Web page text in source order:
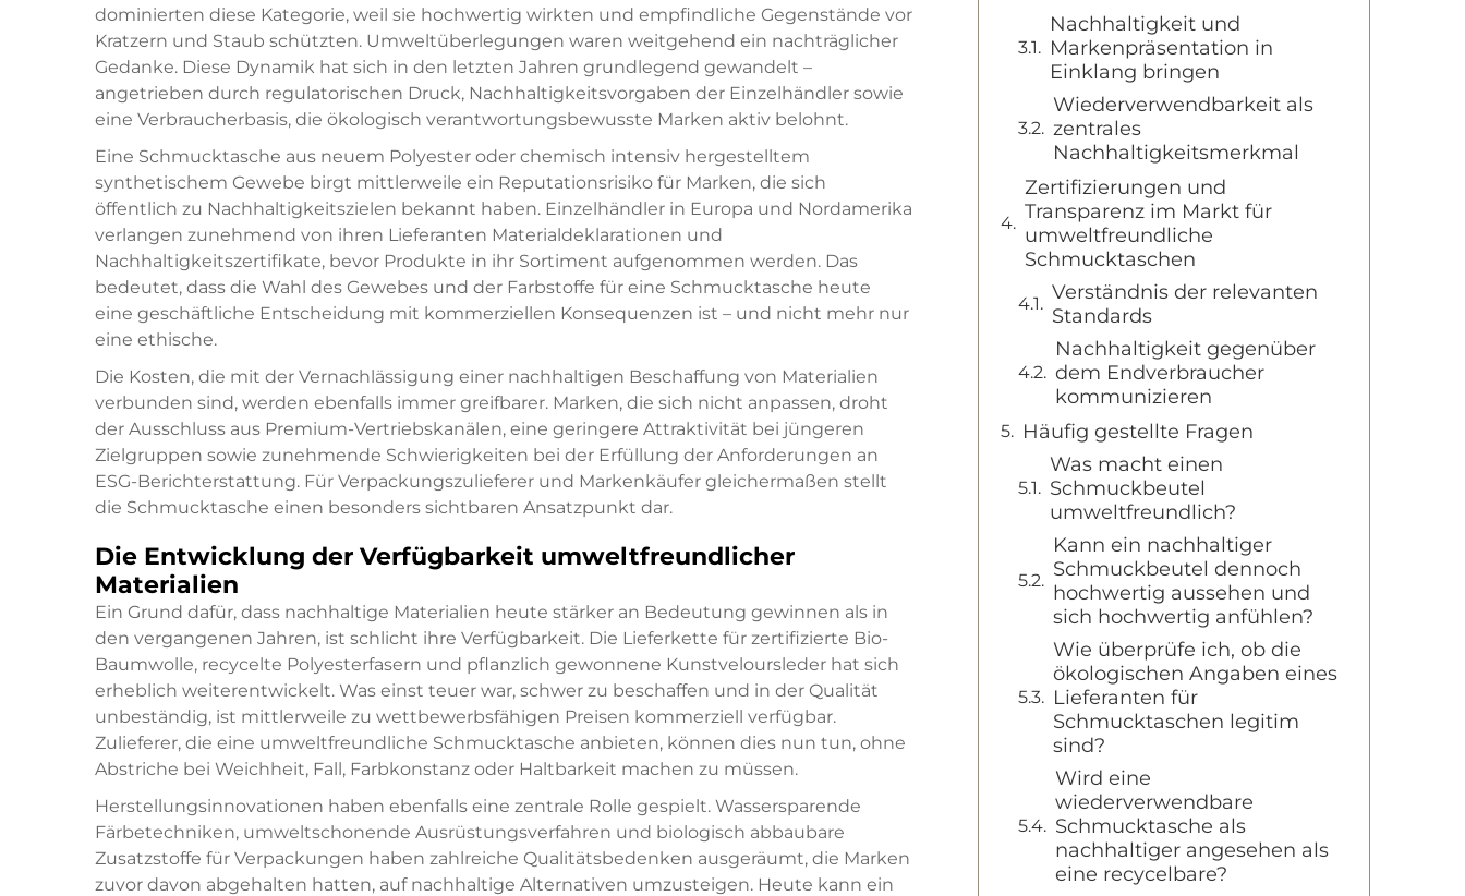
dominierten diese Kategorie, weil sie hochwertig wirkten und empfindliche Gegenstände vor
Kratzern und Staub schützten. Umweltüberlegungen waren weitgehend ein nachträglicher
Gedanke. Diese Dynamik hat sich in den letzten Jahren grundlegend gewandelt –
angetrieben durch regulatorischen Druck, Nachhaltigkeitsvorgaben der Einzelhändler sowie
eine Verbraucherbasis, die ökologisch verantwortungsbewusste Marken aktiv belohnt.
Eine Schmucktasche aus neuem Polyester oder chemisch intensiv hergestelltem
synthetischem Gewebe birgt mittlerweile ein Reputationsrisiko für Marken, die sich
öffentlich zu Nachhaltigkeitszielen bekannt haben. Einzelhändler in Europa und Nordamerika
verlangen zunehmend von ihren Lieferanten Materialdeklarationen und
Nachhaltigkeitszertifikate, bevor Produkte in ihr Sortiment aufgenommen werden. Das
bedeutet, dass die Wahl des Gewebes und der Farbstoffe für eine Schmucktasche heute
eine geschäftliche Entscheidung mit kommerziellen Konsequenzen ist – und nicht mehr nur
eine ethische.
Die Kosten, die mit der Vernachlässigung einer nachhaltigen Beschaffung von Materialien
verbunden sind, werden ebenfalls immer greifbarer. Marken, die sich nicht anpassen, droht
der Ausschluss aus Premium-Vertriebskanälen, eine geringere Attraktivität bei jüngeren
Zielgruppen sowie zunehmende Schwierigkeiten bei der Erfüllung der Anforderungen an
ESG-Berichterstattung. Für Verpackungszulieferer und Markenkäufer gleichermaßen stellt
die Schmucktasche einen besonders sichtbaren Ansatzpunkt dar.
Die Entwicklung der Verfügbarkeit umweltfreundlicher
Materialien
Ein Grund dafür, dass nachhaltige Materialien heute stärker an Bedeutung gewinnen als in
den vergangenen Jahren, ist schlicht ihre Verfügbarkeit. Die Lieferkette für zertifizierte Bio-
Baumwolle, recycelte Polyesterfasern und pflanzlich gewonnene Kunstveloursleder hat sich
erheblich weiterentwickelt. Was einst teuer war, schwer zu beschaffen und in der Qualität
unbeständig, ist mittlerweile zu wettbewerbsfähigen Preisen kommerziell verfügbar.
Zulieferer, die eine umweltfreundliche Schmucktasche anbieten, können dies nun tun, ohne
Abstriche bei Weichheit, Fall, Farbkonstanz oder Haltbarkeit machen zu müssen.
Herstellungsinnovationen haben ebenfalls eine zentrale Rolle gespielt. Wassersparende
Färbetechniken, umweltschonende Ausrüstungsverfahren und biologisch abbaubare
Zusatzstoffe für Verpackungen haben zahlreiche Qualitätsbedenken ausgeräumt, die Marken
zuvor davon abgehalten hatten, auf nachhaltige Alternativen umzusteigen. Heute kann ein
Nachhaltigkeit und
Markenpräsentation in
Einklang bringen
Wiederverwendbarkeit als
zentrales
Nachhaltigkeitsmerkmal
Zertifizierungen und
Transparenz im Markt für
umweltfreundliche
Schmucktaschen
Verständnis der relevanten
Standards
Nachhaltigkeit gegenüber
dem Endverbraucher
kommunizieren
Häufig gestellte Fragen
Was macht einen
Schmuckbeutel
umweltfreundlich?
Kann ein nachhaltiger
Schmuckbeutel dennoch
hochwertig aussehen und
sich hochwertig anfühlen?
Wie überprüfe ich, ob die
ökologischen Angaben eines
Lieferanten für
Schmucktaschen legitim
sind?
Wird eine
wiederverwendbare
Schmucktasche als
nachhaltiger angesehen als
eine recycelbare?